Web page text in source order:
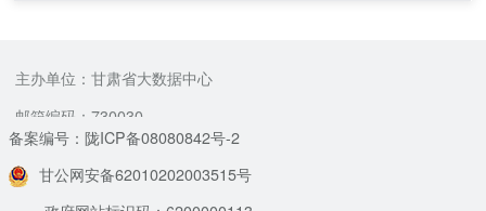
主办单位：甘肃省大数据中心
邮箱编码：730030
备案编号：陇ICP备08080842号-2
甘公网安备62010202003515号